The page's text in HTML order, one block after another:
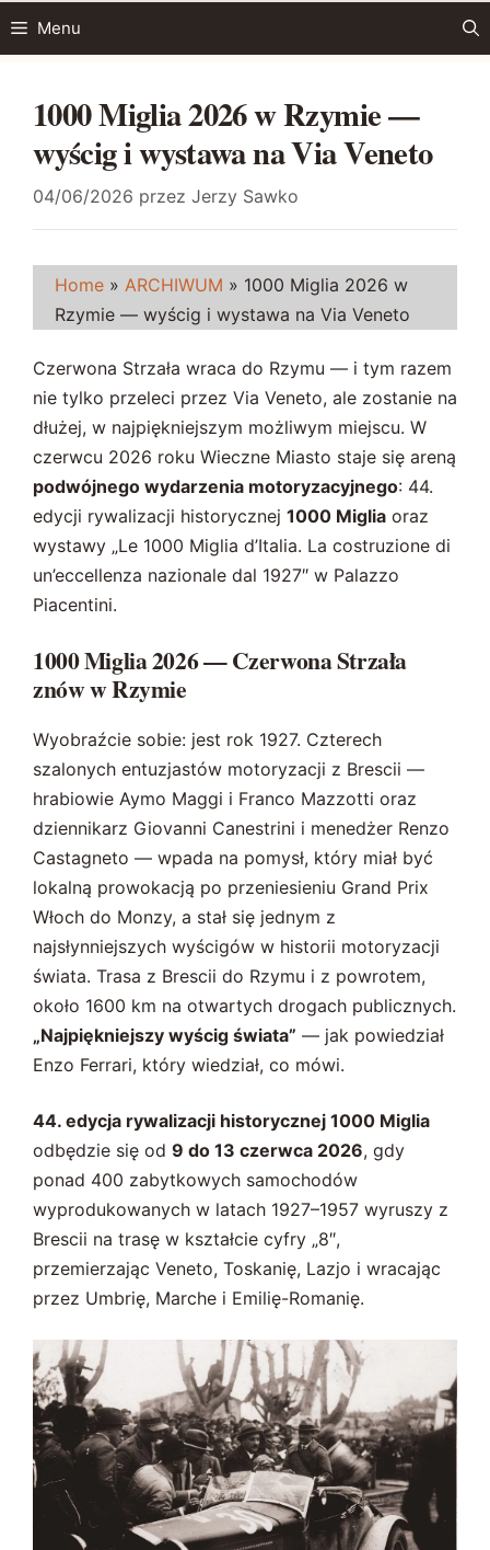
Menu
1000 Miglia 2026 w Rzymie —
wyścig i wystawa na Via Veneto
04/06/2026 przez Jerzy Sawko
Home » ARCHIWUM » 1000 Miglia 2026 w
Rzymie — wyścig i wystawa na Via Veneto
Czerwona Strzała wraca do Rzymu — i tym razem
nie tylko przeleci przez Via Veneto, ale zostanie na
dłużej, w najpiękniejszym możliwym miejscu. W
czerwcu 2026 roku Wieczne Miasto staje się areną
podwójnego wydarzenia motoryzacyjnego: 44.
edycji rywalizacji historycznej 1000 Miglia oraz
wystawy „Le 1000 Miglia d’Italia. La costruzione di
un’eccellenza nazionale dal 1927″ w Palazzo
Piacentini.
1000 Miglia 2026 — Czerwona Strzała
znów w Rzymie
Wyobraźcie sobie: jest rok 1927. Czterech
szalonych entuzjastów motoryzacji z Brescii —
hrabiowie Aymo Maggi i Franco Mazzotti oraz
dziennikarz Giovanni Canestrini i menedżer Renzo
Castagneto — wpada na pomysł, który miał być
lokalną prowokacją po przeniesieniu Grand Prix
Włoch do Monzy, a stał się jednym z
najsłynniejszych wyścigów w historii motoryzacji
świata. Trasa z Brescii do Rzymu i z powrotem,
około 1600 km na otwartych drogach publicznych.
„Najpiękniejszy wyścig świata” — jak powiedział
Enzo Ferrari, który wiedział, co mówi.
44. edycja rywalizacji historycznej 1000 Miglia
odbędzie się od 9 do 13 czerwca 2026, gdy
ponad 400 zabytkowych samochodów
wyprodukowanych w latach 1927–1957 wyruszy z
Brescii na trasę w kształcie cyfry „8″,
przemierzając Veneto, Toskanię, Lazjo i wracając
przez Umbrię, Marche i Emilię-Romanię.